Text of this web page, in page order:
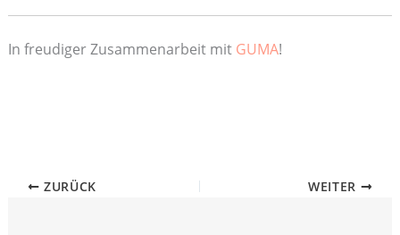
In freudiger Zusammenarbeit mitGUMA!
ZURÜCK WEITER